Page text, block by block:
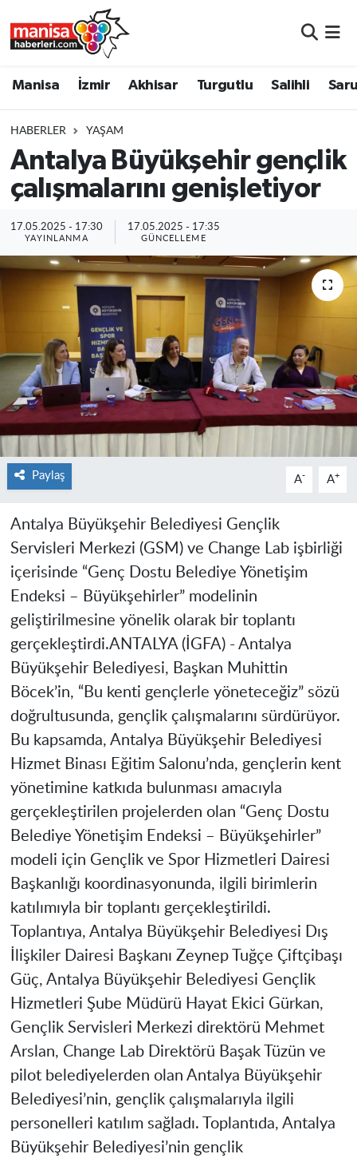
Manisa İzmir Akhisar Turgutlu Salihli
HABERLER YAŞAM
Antalya Büyükşehir gençlik
çalışmalarını genişletiyor
17.05.2025 - 17:30
YAYINLANMA
17.05.2025 - 17:35
GÜNCELLEME
Paylaş A- A+
Antalya Büyükşehir Belediyesi Gençlik
Servisleri Merkezi (GSM) ve Change Lab işbirliği
içerisinde “Genç Dostu Belediye Yönetişim
Endeksi – Büyükşehirler” modelinin
geliştirilmesine yönelik olarak bir toplantı
gerçekleştirdi.ANTALYA (İGFA) - Antalya
Büyükşehir Belediyesi, Başkan Muhittin
Böcek’in, “Bu kenti gençlerle yöneteceğiz” sözü
doğrultusunda, gençlik çalışmalarını sürdürüyor.
Bu kapsamda, Antalya Büyükşehir Belediyesi
Hizmet Binası Eğitim Salonu’nda, gençlerin kent
yönetimine katkıda bulunması amacıyla
gerçekleştirilen projelerden olan “Genç Dostu
Belediye Yönetişim Endeksi – Büyükşehirler”
modeli için Gençlik ve Spor Hizmetleri Dairesi
Başkanlığı koordinasyonunda, ilgili birimlerin
katılımıyla bir toplantı gerçekleştirildi.
Toplantıya, Antalya Büyükşehir Belediyesi Dış
İlişkiler Dairesi Başkanı Zeynep Tuğçe Çiftçibaşı
Güç, Antalya Büyükşehir Belediyesi Gençlik
Hizmetleri Şube Müdürü Hayat Ekici Gürkan,
Gençlik Servisleri Merkezi direktörü Mehmet
Arslan, Change Lab Direktörü Başak Tüzün ve
pilot belediyelerden olan Antalya Büyükşehir
Belediyesi’nin, gençlik çalışmalarıyla ilgili
personelleri katılım sağladı. Toplantıda, Antalya
Büyükşehir Belediyesi’nin gençlik
Turgutlu
Salihli
Saruhanlı
Soma
Resmi İlanlar
Manisa Nöbetçi Eczaneler
Manisa Trafik Yoğunluk Haritası
Süper Lig Puan Durumu ve Fikstür
Tüm Manşetler
Son Dakika Haberleri
Haber Arşivi